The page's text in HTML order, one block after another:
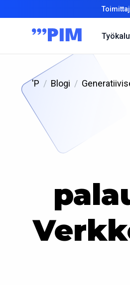
'P Blogi